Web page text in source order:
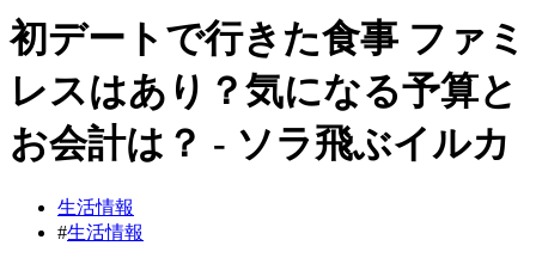
初デートで行きた食事 ファミ
レスはあり？気になる予算と
お会計は？ - ソラ飛ぶイルカ
生活情報
#生活情報